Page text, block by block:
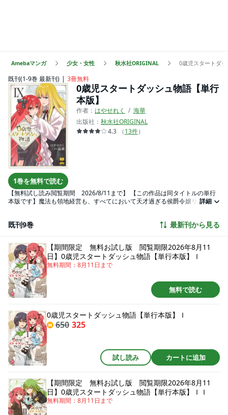
Amebaマンガ 少女・女性 秋水社ORIGINAL 0歳児スタートダ
既刊(1-9巻 最新刊) 3冊無料
1巻を無料で読む
0歳児スタートダッシュ物語【単行
本版】
作者： はやせれく
海華
出版社： 秋水社ORIGINAL
4.3
（13件）
【無料試し読み閲覧期間 2026/8/11まで】 【この作品は同タイトルの単行
本版です】魔法も領地経営も、すべてにおいて天才過ぎる侯爵令嬢リリアの
きない０歳児なのに、精力的にレベリングを行いはじめる。その結果、５歳
敏腕をふるったりして大活躍！この世界がRPGでも牧場ゲームでもチートで
無双する！の勢いのリリアは当然王家の目にも留まり、誕生日に王宮に招か
れることに。まさかこの世界は乙女ゲームでこれは王子たちとの政略結婚フ
ラグだったの!?悪役令嬢だけは絶対にイヤ～～～!!!! 原作者書下ろしショート
ストーリー６P収録。
詳細
既刊9巻 最新刊から見る
【期間限定 無料お試し版 閲覧期限2026年8月11
日】0歳児スタートダッシュ物語【単行本版】Ｉ
無料期間： 8月11日 まで
無料で読む
0歳児スタートダッシュ物語【単行本版】Ｉ
650 325
試し読み カートに追加
【期間限定 無料お試し版 閲覧期限2026年8月11
日】0歳児スタートダッシュ物語【単行本版】ＩＩ
無料期間： 8月11日 まで